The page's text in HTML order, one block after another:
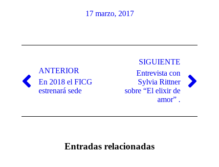
17 marzo, 2017
publicaciones
ANTERIOR
Publicación
anterior:
En 2018 el FICG
estrenará sede
SIGUIENTE
Publicación
siguiente:
Entrevista con
Sylvia Rittner
sobre “El elixir de
amor” .
Entradas relacionadas